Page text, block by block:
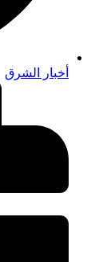
أخبار الشرق